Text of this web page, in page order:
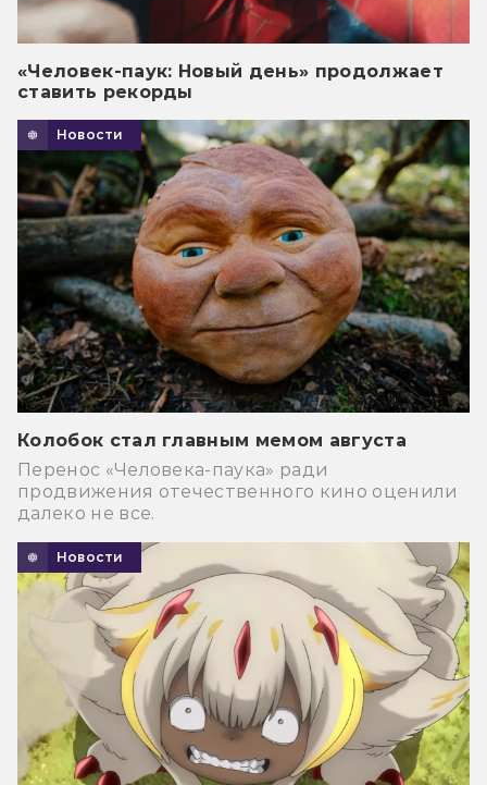
«Человек-паук: Новый день» продолжает
ставить рекорды
Новости
Колобок стал главным мемом августа
Перенос «Человека-паука» ради
продвижения отечественного кино оценили
далеко не все.
Новости